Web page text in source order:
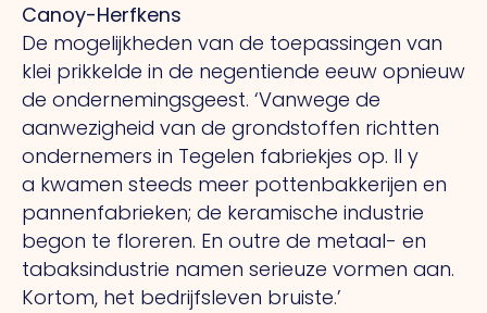
Canoy-Herfkens
De mogelijkheden van de toepassingen van
klei prikkelde in de negentiende eeuw opnieuw
de ondernemingsgeest. ‘Vanwege de
aanwezigheid van de grondstoffen richtten
ondernemers in Tegelen fabriekjes op. Il y
a kwamen steeds meer pottenbakkerijen en
pannenfabrieken; de keramische industrie
begon te floreren. En outre de metaal- en
tabaksindustrie namen serieuze vormen aan.
Kortom, het bedrijfsleven bruiste.’